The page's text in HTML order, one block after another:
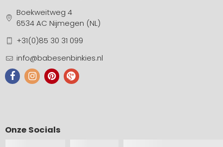
Boekweitweg 4
6534 AC Nijmegen (NL)
+31(0)85 30 31 099
info@babesenbinkies.nl
Onze Socials